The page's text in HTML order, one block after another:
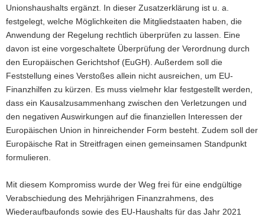
Unionshaushalts ergänzt. In dieser Zusatzerklärung ist u. a.
festgelegt, welche Möglichkeiten die Mitgliedstaaten haben, die
Anwendung der Regelung rechtlich überprüfen zu lassen. Eine
davon ist eine vorgeschaltete Überprüfung der Verordnung durch
den Europäischen Gerichtshof (EuGH). Außerdem soll die
Feststellung eines Verstoßes allein nicht ausreichen, um EU-
Finanzhilfen zu kürzen. Es muss vielmehr klar festgestellt werden,
dass ein Kausalzusammenhang zwischen den Verletzungen und
den negativen Auswirkungen auf die finanziellen Interessen der
Europäischen Union in hinreichender Form besteht. Zudem soll der
Europäische Rat in Streitfragen einen gemeinsamen Standpunkt
formulieren.
Mit diesem Kompromiss wurde der Weg frei für eine endgültige
Verabschiedung des Mehrjährigen Finanzrahmens, des
Wiederaufbaufonds sowie des EU-Haushalts für das Jahr 2021